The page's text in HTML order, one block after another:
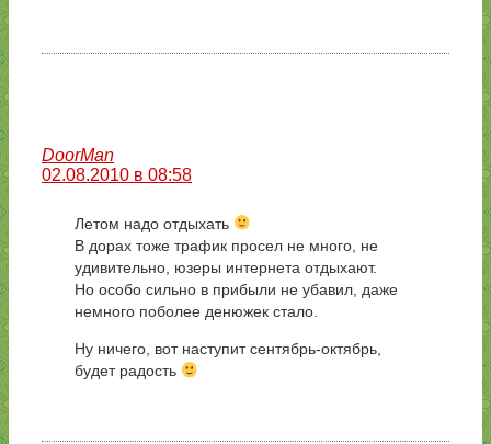
DoorMan
02.08.2010 в 08:58
Летом надо отдыхать
В дорах тоже трафик просел не много, не
удивительно, юзеры интернета отдыхают.
Но особо сильно в прибыли не убавил, даже
немного поболее денюжек стало.
Ну ничего, вот наступит сентябрь-октябрь,
будет радость